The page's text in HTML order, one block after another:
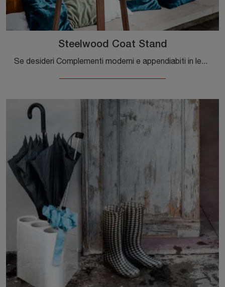
Steelwood Coat Stand
Se desideri Complementi moderni e appendiabiti in legno scopri di più sul modello Steelwood Coat Stand del brand Magis.